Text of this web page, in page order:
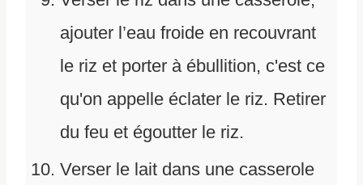
ajouter l’eau froide en recouvrant
le riz et porter à ébullition, c'est ce
qu'on appelle éclater le riz. Retirer
du feu et égoutter le riz.
Verser le lait dans une casserole